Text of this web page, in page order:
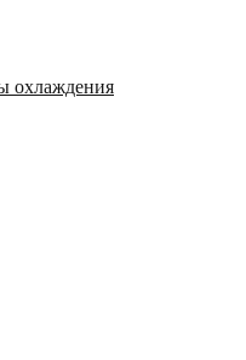
охлаждения